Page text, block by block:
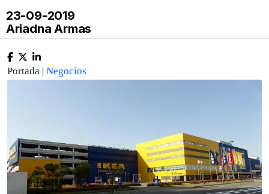
23-09-2019
Ariadna Armas
Portada | Negocios